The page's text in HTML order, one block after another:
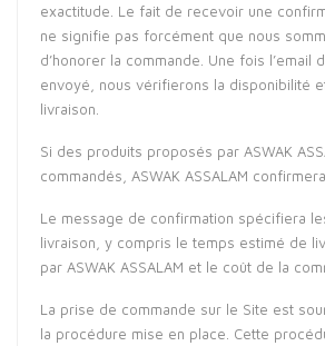
exactitude. Le fait de recevoir une
ne signifie pas forcément que nous
d’honorer la commande. Une fois l’email
envoyé, nous vérifierons la disponibilité
livraison.
Si des produits proposés par ASWAK
commandés, ASWAK ASSALAM
Le message de confirmation spécifiera
livraison, y compris le temps estimé de
par ASWAK ASSALAM et le coût de la
La prise de commande sur le Site est
la procédure mise en place. Cette